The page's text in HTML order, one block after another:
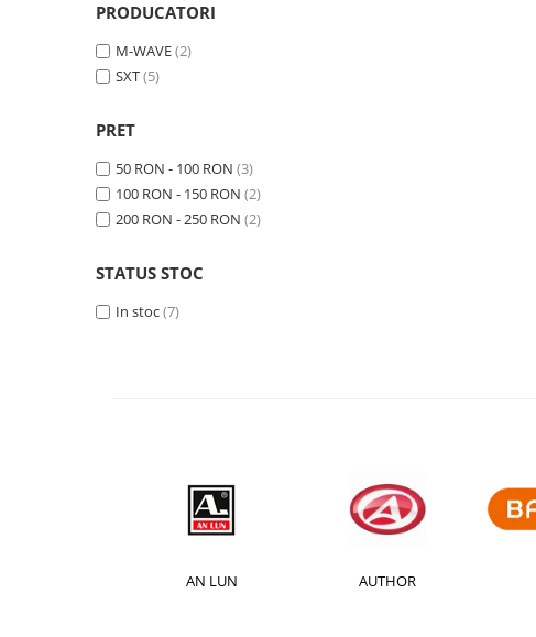
Ureche cadru
PRODUCATORI
M-WAVE(2)
SXT(5)
PRET
50 RON - 100 RON (3)
100 RON - 150 RON (2)
200 RON - 250 RON (2)
STATUS STOC
In stoc(7)
AN LUN AUTHOR